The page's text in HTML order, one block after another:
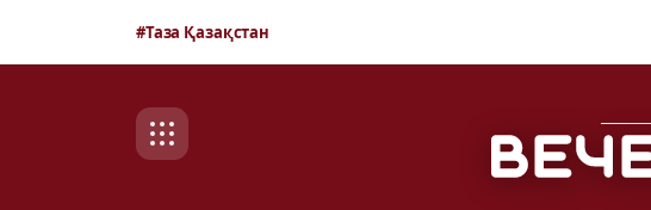
#Таза Қазақстан